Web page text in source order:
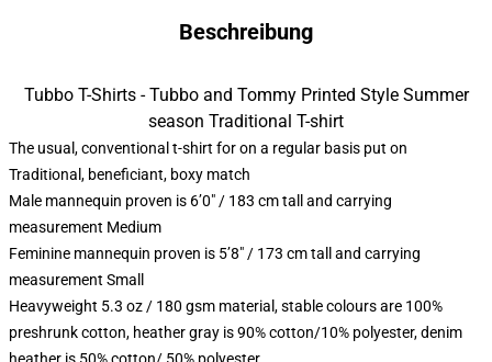
Beschreibung
Tubbo T-Shirts - Tubbo and Tommy Printed Style Summer
season Traditional T-shirt
The usual, conventional t-shirt for on a regular basis put on
Traditional, beneficiant, boxy match
Male mannequin proven is 6’0″ / 183 cm tall and carrying
measurement Medium
Feminine mannequin proven is 5’8″ / 173 cm tall and carrying
measurement Small
Heavyweight 5.3 oz / 180 gsm material, stable colours are 100%
preshrunk cotton, heather gray is 90% cotton/10% polyester, denim